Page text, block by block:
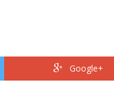
Google+